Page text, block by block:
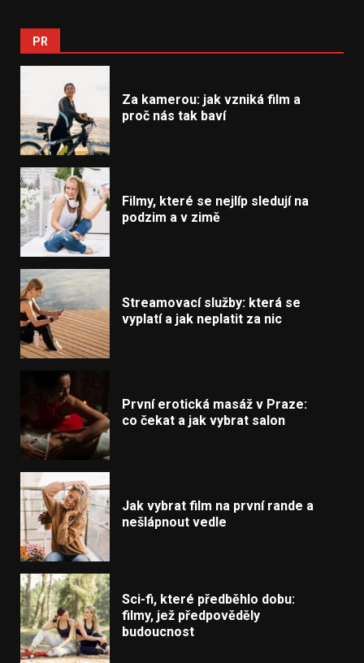
PR
Za kamerou: jak vzniká film a
proč nás tak baví
Filmy, které se nejlíp sledují na
podzim a v zimě
Streamovací služby: která se
vyplatí a jak neplatit za nic
První erotická masáž v Praze:
co čekat a jak vybrat salon
Jak vybrat film na první rande a
nešlápnout vedle
Sci-fi, které předběhlo dobu:
filmy, jež předpověděly
budoucnost